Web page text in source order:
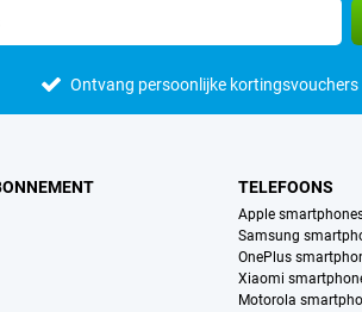
Ontvang persoonlijke kortingsvouchers
TELEFOONS
Apple
Samsung
OnePlus
Xiaomi
Motorola